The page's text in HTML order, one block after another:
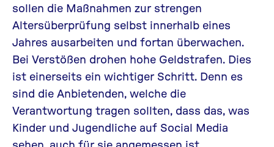
sollen die Maßnahmen zur strengen
Altersüberprüfung selbst innerhalb eines
Jahres ausarbeiten und fortan überwachen.
Bei Verstößen drohen hohe Geldstrafen. Dies
ist einerseits ein wichtiger Schritt. Denn es
sind die Anbietenden, welche die
Verantwortung tragen sollten, dass das, was
Kinder und Jugendliche auf Social Media